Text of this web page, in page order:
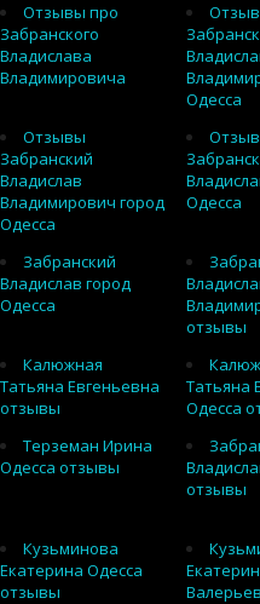
Отзывы про
Забранского
Владислава
Владимировича
Одесса
Отзывы
Забранский
Владислав
Владимирович город
Одесса
Одесса
Забранский
Владислав город
Одесса
отзывы
Калюжная
Татьяна Евгеньевна
отзывы
Татьяна
Одесса
Терземан Ирина
Одесса отзывы
отзывы
Кузьминова
Екатерина Одесса
отзывы